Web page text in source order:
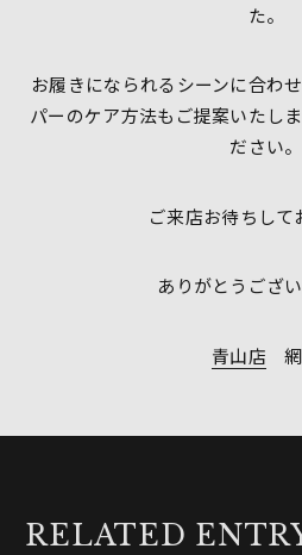
た。
お履きになられるシーンに合わ
パーのケア方法もご提案いたし
ださい。
ご来店お待ちして
ありがとうござい
青山店
RELATED